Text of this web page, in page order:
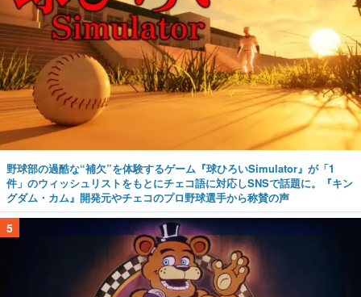
野球部の過酷な“補欠”を体験するゲーム『球ひろいSimulator』が「1
件」のウィッシュリストをもとにチェコ語に対応しSNSで話題に。『キン
グダム・カム』開発元やチェコのプロ野球選手から称賛の声
5